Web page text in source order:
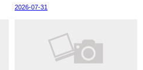
2026-07-31